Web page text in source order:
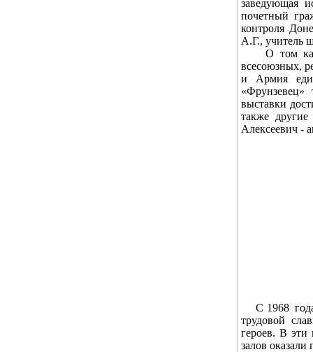
заведующая
почетный
контроля
А.Г., учитель
О том какая
всесоюзных,
и Армия
«Фрунзевец»
выставки
также
Алексеевич -
С 1968 года
трудовой
героев. В
залов